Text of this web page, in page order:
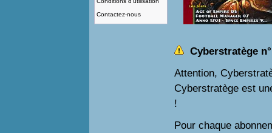
Contactez-nous
Cyberstratège
Attention,
Cyberstratège est
!
Pour chaque